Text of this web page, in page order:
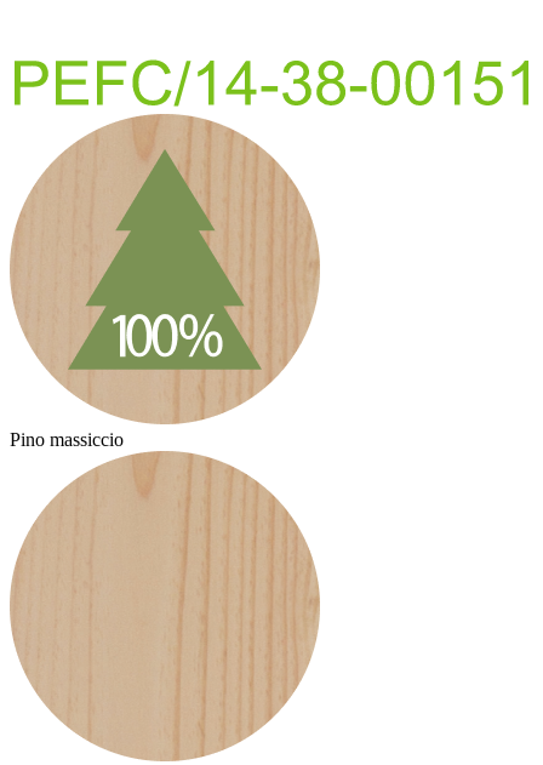
Pino massiccio